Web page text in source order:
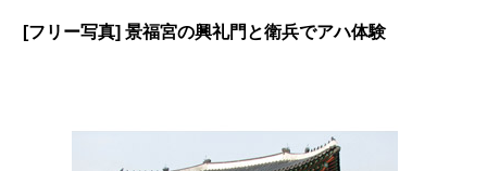
[フリー写真] 景福宮の興礼門と衛兵でアハ体験